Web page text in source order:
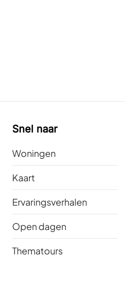
Snel naar
Woningen
Kaart
Ervaringsverhalen
Open dagen
Thematours